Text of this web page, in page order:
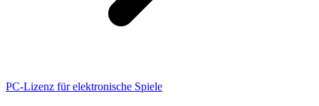
PC-Lizenz für elektronische Spiele